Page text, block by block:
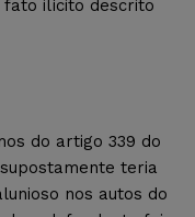
fato ilícito descrito
do artigo 339 do
teria
nos autos do